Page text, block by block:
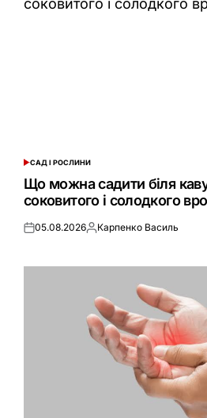
ОПУБЛІКУВАТИ
У
САД І РОСЛИНИ
Що можна садити біля
соковитого і солодкого
Оприлюднено
05.08.2026Опубліковано
Карпенко Василь